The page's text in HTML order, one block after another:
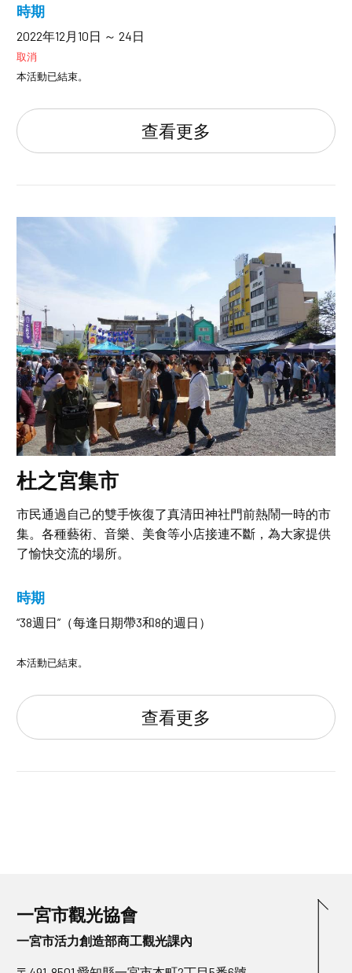
時期
2022年12月10日 ～ 24日
取消
本活動已結束。
查看更多
杜之宮集市
市民通過自己的雙手恢復了真清田神社門前熱鬧一時的市
集。各種藝術、音樂、美食等小店接連不斷，為大家提供
了愉快交流的場所。
時期
“38週日”（每逢日期帶3和8的週日）
本活動已結束。
查看更多
一宮市觀光協會
一宮市活力創造部商工觀光課內